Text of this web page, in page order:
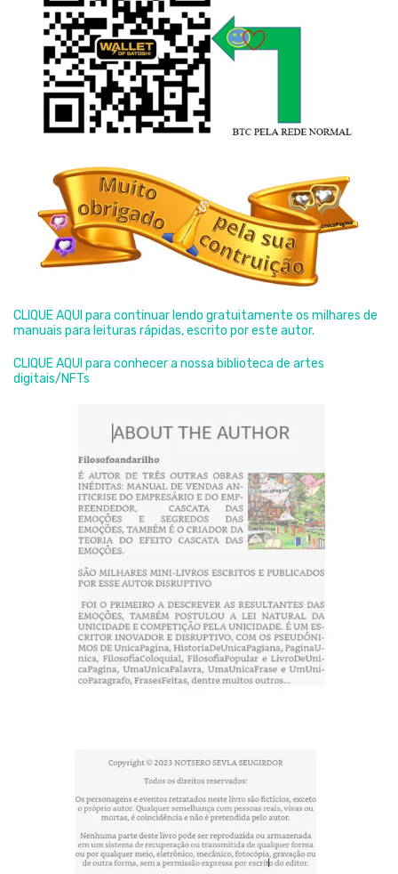
CLIQUE AQUI para continuar lendo gratuitamente os milhares de
manuais para leituras rápidas, escrito por este autor.
CLIQUE AQUI para conhecer a nossa biblioteca de artes
digitais/NFTs